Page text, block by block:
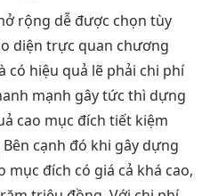
rộng dễ được chọn tùy
diện trực quan chương
có hiệu quả lẽ phải chi phí
mạnh gâytức thì dựng
cao mục đích tiết kiệm
Bên cạnh đó khi gây dựng
đích có giá cả khá cao,